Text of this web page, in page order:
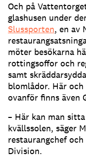
Och på
glashusen under
Slussporten, en av
möter besökarna
rottingsoffor och
samt
blomlådor. Här
ovanför finns även
– Här kan man
kvällssolen, säger
restaurangchef
Division.